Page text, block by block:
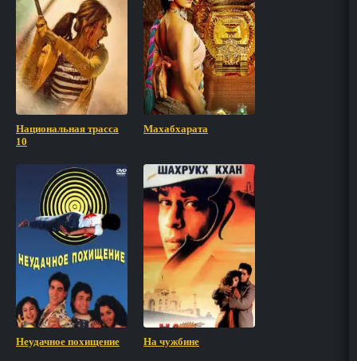
Национальная трасса
10
Махабхарата
Неудачное похищение На чужбине